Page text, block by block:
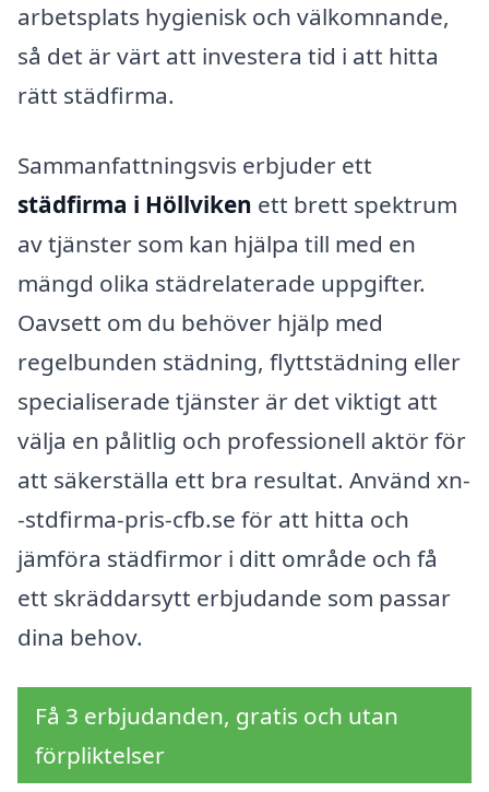
arbetsplats hygienisk och välkomnande,
så det är värt att investera tid i att hitta
rätt städfirma.
Sammanfattningsvis erbjuder ett
städfirma i Höllviken ett brett spektrum
av tjänster som kan hjälpa till med en
mängd olika städrelaterade uppgifter.
Oavsett om du behöver hjälp med
regelbunden städning, flyttstädning eller
specialiserade tjänster är det viktigt att
välja en pålitlig och professionell aktör för
att säkerställa ett bra resultat. Använd xn-
-stdfirma-pris-cfb.se för att hitta och
jämföra städfirmor i ditt område och få
ett skräddarsytt erbjudande som passar
dina behov.
Få 3 erbjudanden, gratis och utan
förpliktelser